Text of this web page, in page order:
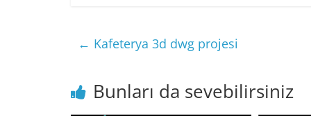
← Kafeterya 3d dwg projesi
Bunları da sevebilirsiniz